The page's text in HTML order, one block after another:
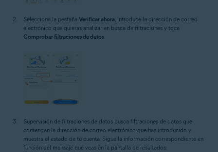
Selecciona la pestaña Verificar ahora, introduce la dirección de correo
electrónico que quieras analizar en busca de filtraciones y toca
Comprobar filtraciones de datos.
Supervisión de filtraciones de datos busca filtraciones de datos que
contengan la dirección de correo electrónico que has introducido y
muestra el estado de tu cuenta. Sigue la información correspondiente en
función del mensaje que veas en la pantalla de resultados: